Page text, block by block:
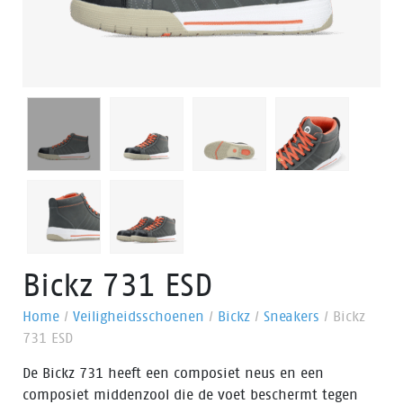
Bickz 731 ESD
Home / Veiligheidsschoenen / Bickz / Sneakers / Bickz
731 ESD
De Bickz 731 heeft een composiet neus en een
composiet middenzool die de voet beschermt tegen